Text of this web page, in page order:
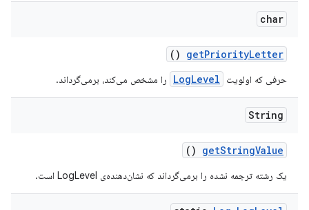
char
getPriorityLetter
()
حرفی که اولویت LogLevel را مشخص می‌کند، برمی‌گرداند.
String
getStringValue
()
یک رشته ترجمه نشده را برمی‌گرداند که نشان‌دهنده‌ی LogLevel است.